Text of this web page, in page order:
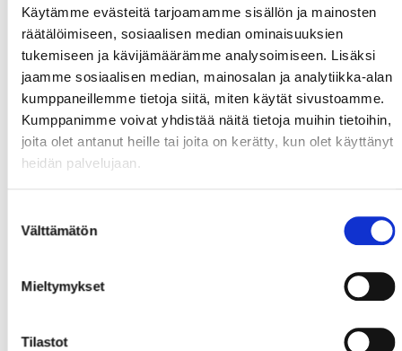
Käytämme evästeitä tarjoamamme sisällön ja mainosten
räätälöimiseen, sosiaalisen median ominaisuuksien
tukemiseen ja kävijämäärämme analysoimiseen. Lisäksi
jaamme sosiaalisen median, mainosalan ja analytiikka-alan
kumppaneillemme tietoja siitä, miten käytät sivustoamme.
Kumppanimme voivat yhdistää näitä tietoja muihin tietoihin,
joita olet antanut heille tai joita on kerätty, kun olet käyttänyt
heidän palvelujaan.
valinta
Välttämätön
Mieltymykset
Tilastot